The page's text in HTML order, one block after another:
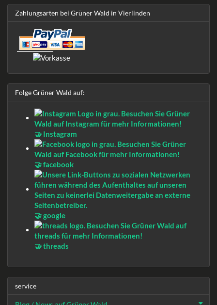
Zahlungsarten bei Grüner Wald in Vierlinden
Folge Grüner Wald auf:
🤝 Instagram
🤝 facebook
🤝 google
🤝 threads
service